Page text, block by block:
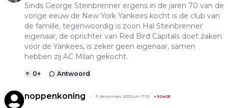
Sinds George Steinbrenner ergens in de jaren 70 van de
vorige eeuw de New York Yankees kocht is de club van
de famille, tegenwoordig is zoon Hal Steinbrenner
eigenaar, de oprichter van Red Bird Capitals doet zaken
voor de Yankees, is zeker geen eigenaar, samen
hebben zij AC Milan gekocht.
0+ Antwoord
noppenkoning 11 december 2023 om 17:15 + 50405